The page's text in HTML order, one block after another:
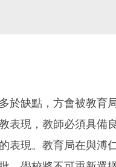
於缺點，方會被教育
表現，教師必須具備
表現。教育局在與溥